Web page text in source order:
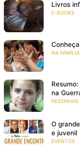
Livros
E-BOOKS
NA FAMÍLIA
na
RESENHAS
O
e juvenil
EVENTOS